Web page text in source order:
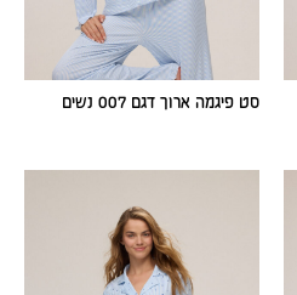
סט פיגמה ארוך דגם 007 נשים